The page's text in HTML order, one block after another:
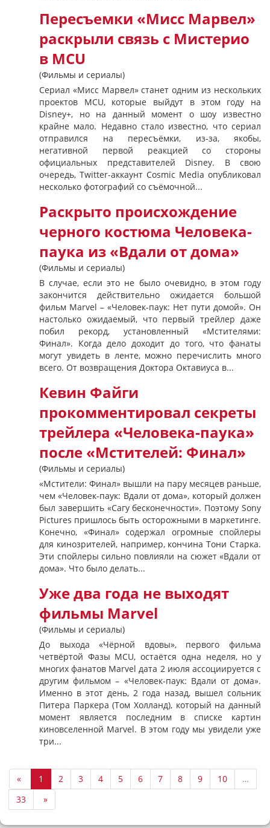
Пересъемки «Мисс Марвел»
раскрыли связь с Мистерио
в MCU
(Фильмы и сериалы)
Сериал «Мисс Марвел» станет одним из нескольких
проектов MCU, которые выйдут в этом году на
Disney+, но на данный момент о шоу известно
крайне мало. Недавно стало известно, что сериал
отправился на пересъёмки, из-за, якобы,
негативной первой реакцией со стороны
официальных представителей Disney. В свою
очередь, Twitter-аккаунт Cosmic Media опубликовал
несколько фотографий со съёмочной...
Раскрыто происхождение
черного костюма Человека-
паука из «Вдали от дома»
(Фильмы и сериалы)
В случае, если это не было очевидно, в этом году
закончится действительно ожидается большой
фильм Marvel – «Человек-паук: Нет пути домой». Он
настолько ожидаемый, что первый трейлер даже
побил рекорд, установленный «Мстителями:
Финал». Когда дело доходит до того, что фанаты
могут увидеть в ленте, можно перечислить много
всего. От возвращения Доктора Октавиуса в...
Кевин Файги
прокомментировал секреты
трейлера «Человека-паука»
после «Мстителей: Финал»
(Фильмы и сериалы)
«Мстители: Финал» вышли на пару месяцев раньше,
чем «Человек-паук: Вдали от дома», который должен
был завершить «Сагу бесконечности». Поэтому Sony
Pictures пришлось быть осторожными в маркетинге.
Конечно, «Финал» содержал огромные спойлеры
для кинозрителей, например, кончина Тони Старка.
Эти спойлеры сильно повлияли на сюжет «Вдали от
дома». Что было делать...
Уже два года не выходят
фильмы Marvel
(Фильмы и сериалы)
До выхода «Чёрной вдовы», первого фильма
четвёртой Фазы MCU, остаётся одна неделя, но у
многих фанатов Marvel дата 2 июля ассоциируется с
другим фильмом – «Человек-паук: Вдали от дома».
Именно в этот день, 2 года назад, вышел сольник
Питера Паркера (Том Холланд), который на данный
момент является последним в списке картин
киновселенной Marvel. В этом году мы увидели уже
три...
« 1 2 3 4 5 6 7 8 9 10
…
33
»